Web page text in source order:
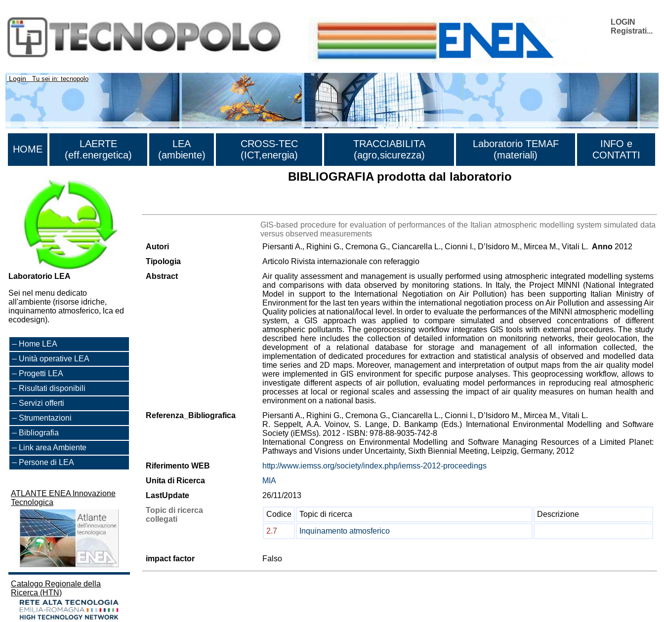
LOGIN
Registrati...
Login Tu sei in: tecnopolo
HOME
LAERTE
(eff.energetica)
LEA
(ambiente)
CROSS-TEC
(ICT,energia)
TRACCIABILITA
(agro,sicurezza)
Laboratorio TEMAF
(materiali)
INFO e
CONTATTI
Laboratorio LEA
Sei nel menu dedicato
all'ambiente (risorse idriche,
inquinamento atmosferico, lca ed
ecodesign).
Home LEA
Unità operative LEA
Progetti LEA
Risultati disponibili
Servizi offerti
Strumentazioni
Bibliografia
Link area Ambiente
Persone di LEA
ATLANTE ENEA Innovazione
Tecnologica
Catalogo Regionale della
Ricerca (HTN)
BIBLIOGRAFIA prodotta dal laboratorio
GIS-based procedure for evaluation of performances of the Italian atmospheric modelling system simulated data
versus observed measurements
Autori
Piersanti A., Righini G., Cremona G., Ciancarella L., Cionni I., D’Isidoro M., Mircea M., Vitali L. Anno 2012
Tipologia
Articolo Rivista internazionale con referaggio
Abstract
Air quality assessment and management is usually performed using atmospheric integrated modelling systems
and comparisons with data observed by monitoring stations. In Italy, the Project MINNI (National Integrated
Model in support to the International Negotiation on Air Pollution) has been supporting Italian Ministry of
Environment for the last ten years within the international negotiation process on Air Pollution and assessing Air
Quality policies at national/local level. In order to evaluate the performances of the MINNI atmospheric modelling
system, a GIS approach was applied to compare simulated and observed concentrations of different
atmospheric pollutants. The geoprocessing workflow integrates GIS tools with external procedures. The study
described here includes the collection of detailed information on monitoring networks, their geolocation, the
development of a relational database for storage and management of all information collected, the
implementation of dedicated procedures for extraction and statistical analysis of observed and modelled data
time series and 2D maps. Moreover, management and interpretation of output maps from the air quality model
were implemented in GIS environment for specific purpose analyses. This geoprocessing workflow, allows to
investigate different aspects of air pollution, evaluating model performances in reproducing real atmospheric
processes at local or regional scales and assessing the impact of air quality measures on human health and
environment on a national basis.
Referenza_Bibliografica
Piersanti A., Righini G., Cremona G., Ciancarella L., Cionni I., D’Isidoro M., Mircea M., Vitali L.
R. Seppelt, A.A. Voinov, S. Lange, D. Bankamp (Eds.) International Environmental Modelling and Software
Society (iEMSs). 2012 - ISBN: 978-88-9035-742-8
International Congress on Environmental Modelling and Software Managing Resources of a Limited Planet:
Pathways and Visions under Uncertainty, Sixth Biennial Meeting, Leipzig, Germany, 2012
Riferimento WEB
http://www.iemss.org/society/index.php/iemss-2012-proceedings
Unita di Ricerca
MIA
LastUpdate
26/11/2013
Topic di ricerca
collegati
Codice Topic di ricerca
Descrizione
2.7
Inquinamento atmosferico
impact factor Falso